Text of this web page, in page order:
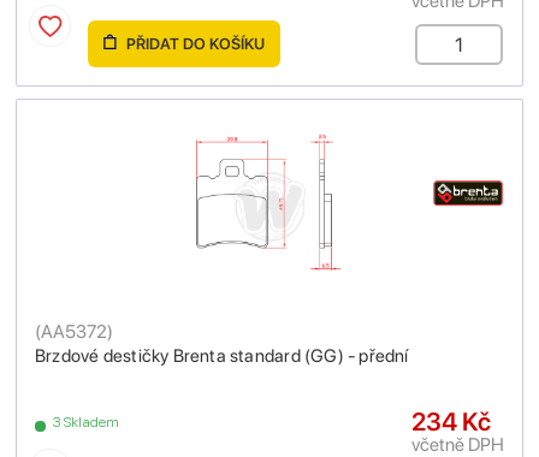
PŘIDAT DO KOŠÍKU
Brzdové destičky Brenta standard (GG) - přední
(AA5372)
3 Skladem 234 Kč
včetně DPH